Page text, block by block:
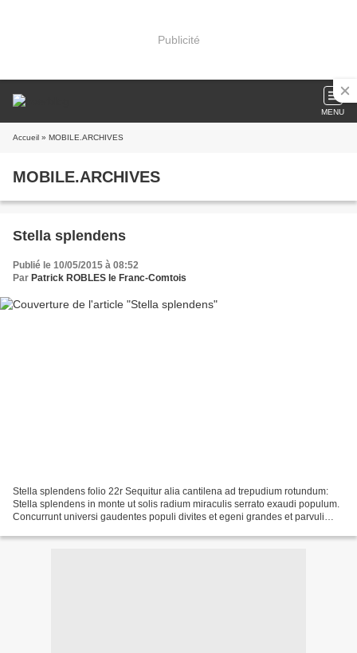
Publicité
MENU
Accueil » MOBILE.ARCHIVES
MOBILE.ARCHIVES
Stella splendens
Publié le 10/05/2015 à 08:52
Par Patrick ROBLES le Franc-Comtois
Stella splendens folio 22r Sequitur alia cantilena ad trepudium rotundum:
Stella splendens in monte ut solis radium miraculis serrato exaudi populum.
Concurrunt universi gaudentes populi divites et egeni grandes et parvuli